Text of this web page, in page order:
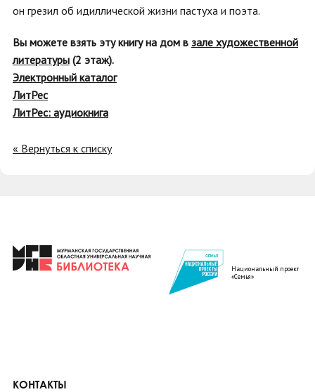
он грезил об идиллической жизни пастуха и поэта.
Вы можете взять эту книгу на дом в зале художественной
литературы (2 этаж).
Электронный каталог
ЛитРес
ЛитРес: аудиокнига
« Вернуться к списку
Национальный проект
«Семья»
КОНТАКТЫ